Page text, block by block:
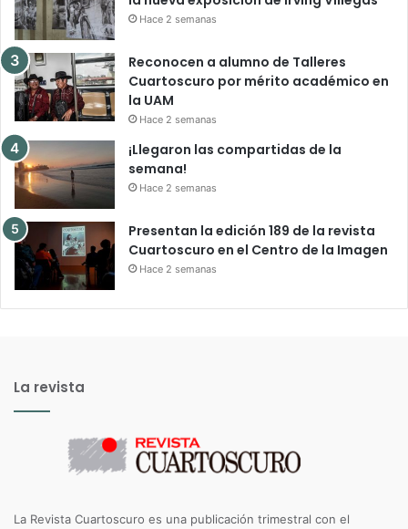
Hace 2 semanas
Reconocen a alumno de Talleres
Cuartoscuro por mérito académico en
la UAM
Hace 2 semanas
¡Llegaron las compartidas de la
semana!
Hace 2 semanas
Presentan la edición 189 de la revista
Cuartoscuro en el Centro de la Imagen
Hace 2 semanas
La revista
La Revista Cuartoscuro es una publicación trimestral con el